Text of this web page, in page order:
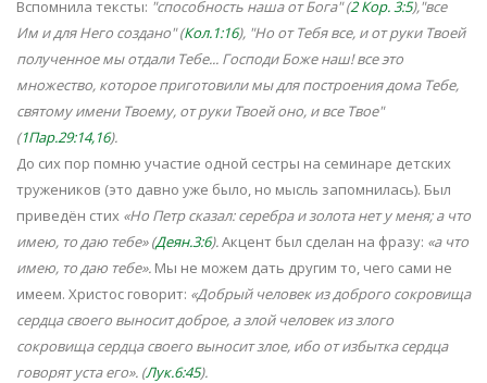
Вспомнила тексты: "способность наша от Бога" (2 Кор. 3:5),"все
Им и для Него создано" (Кол.1:16), "Но от Тебя все, и от руки Твоей
полученное мы отдали Тебе... Господи Боже наш! все это
множество, которое приготовили мы для построения дома Тебе,
святому имени Твоему, от руки Твоей оно, и все Твое"
(1Пар.29:14,16).
До сих пор помню участие одной сестры на семинаре детских
тружеников (это давно уже было, но мысль запомнилась). Был
приведён стих «Но Петр сказал: серебра и золота нет у меня; а что
имею, то даю тебе» (Деян.3:6).Акцент был сделан на фразу: «а что
имею, то даю тебе». Мы не можем дать другим то, чего сами не
имеем. Христос говорит: «Добрый человек из доброго сокровища
сердца своего выносит доброе, а злой человек из злого
сокровища сердца своего выносит злое, ибо от избытка сердца
говорят уста его». (Лук.6:45).